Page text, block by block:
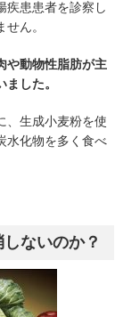
疾患患者を診察し
ん。
や動物性脂肪が主
した。
、生成小麦粉を使
水化物を多く食べ
ないのか？